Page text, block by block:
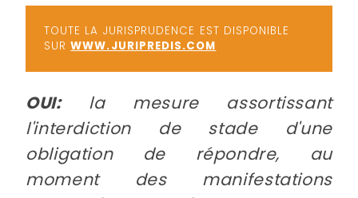
TOUTE LA JURISPRUDENCE EST DISPONIBLE
SURWWW.JURIPREDIS.COM
OUI:la mesure assortissant
l'interdiction de stade d'une
obligation de répondre, au
moment des manifestations